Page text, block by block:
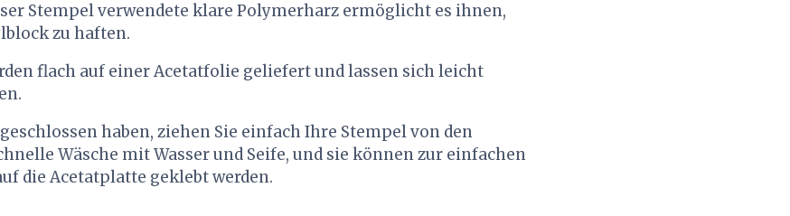
Stempel verwendete klare Polymerharz ermöglicht es ihnen,
zu haften.
flach auf einer Acetatfolie geliefert und lassen sich leicht
haben, ziehen Sie einfach Ihre Stempel von den
Wäsche mit Wasser und Seife, und sie können zur einfachen
die Acetatplatte geklebt werden.